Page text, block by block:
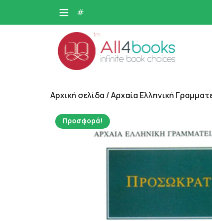
#
Αρχική σελίδα /Αρχαία Ελληνική
Προσφορά!